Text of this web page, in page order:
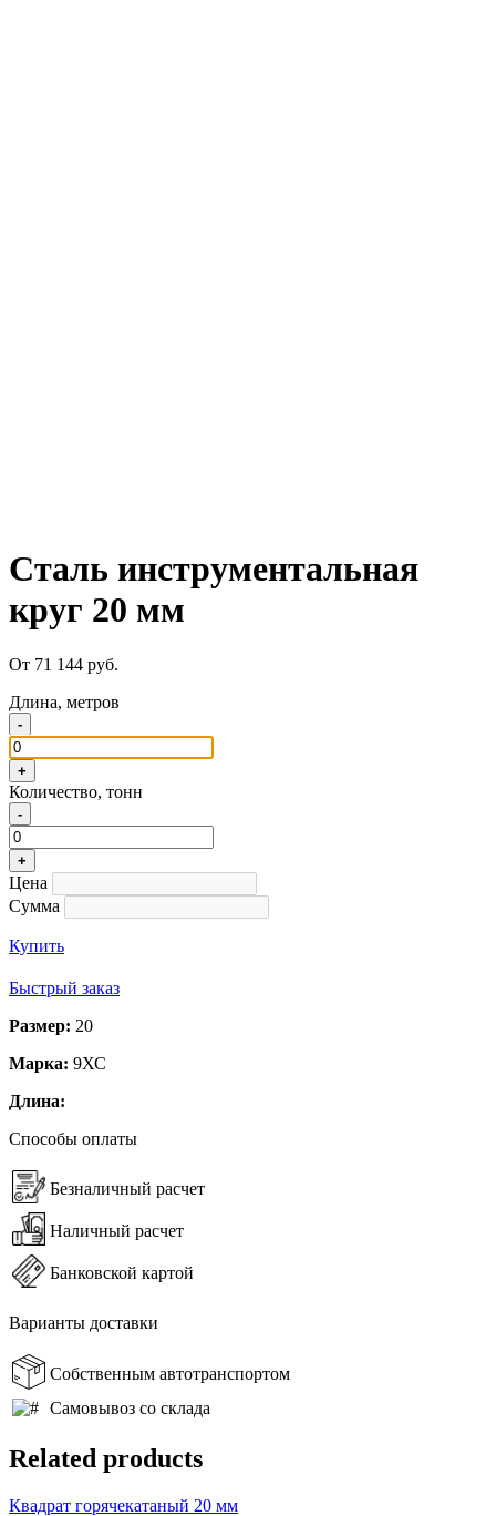
Сталь инструментальная
круг 20 мм
От 71 144 руб.
Длина, метров
-
+
Количество, тонн
-
+
Цена
Сумма
Купить
Быстрый заказ
Размер: 20
Марка: 9ХС
Длина:
Способы оплаты
Безналичный расчет
Наличный расчет
Банковской картой
Варианты доставки
Собственным автотранспортом
Самовывоз со склада
Related products
Квадрат горячекатаный 20 мм